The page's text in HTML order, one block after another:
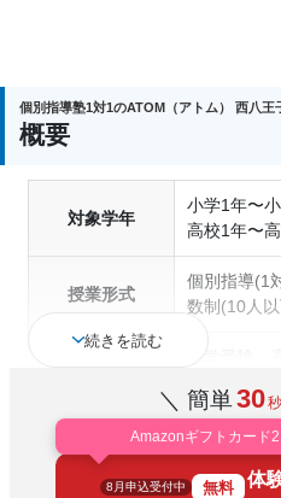
個別指導塾1対1のATOM（アトム） 西八王
概要
対象学年
小学1年〜
高校1年〜
授業形式
個別指導(1
数制(10人
の定着、総
試対策、国
テスト対策
続きを読む
＼ 簡単30秒
Amazonギフトカード
8月申込受付中 無料 体